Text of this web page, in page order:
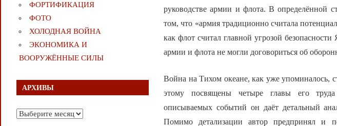
руководстве армии и флота. В определённой
том, что «армия традиционно считала
как флот считал главной угрозой
армии и флота не могли договориться об
Война на Тихом океане, как уже упоминалось,
этому посвящены четыре главы его
описываемых событий он даёт детальный
Помимо детализации автор предпринял и
ФОРТИФИКАЦИЯ
ФОТО
ХОЛОДНАЯ ВОЙНА
ЭКОНОМИКА И
ВООРУЖЁННЫЕ СИЛЫ
АРХИВЫ
Архивы